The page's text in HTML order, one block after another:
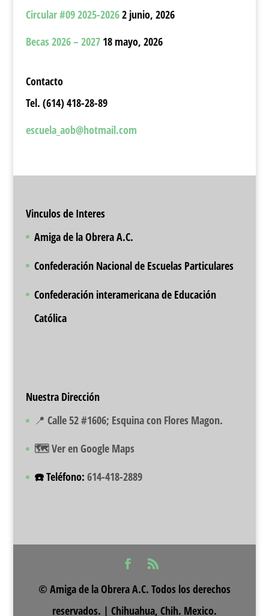
Circular #09 2025-20262 junio, 2026
Becas 2026 – 2027 18 mayo, 2026
Contacto
Tel. (614) 418-28-89
escuela_aob@hotmail.com
Vinculos de Interes
Amiga de la Obrera A.C.
Confederación Nacional de Escuelas Particulares
Confederación interamericana de Educación
Católica
Nuestra Dirección
📍 Calle 52 #1606; Esquina con Flores Magon.
🗺️ Ver en Google Maps
☎️ Teléfono: 614-418-2889
© Amiga de la Obrera A.C. Todos los derechos
reservados. | Chihuahua, Chih. Mexico.